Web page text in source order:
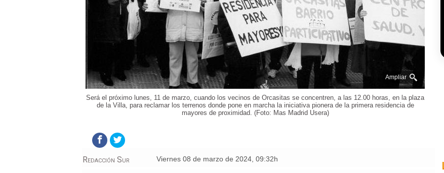
Ampliar
Será el próximo lunes, 11 de marzo, cuando los vecinos de Orcasitas se concentren, a las 12.00 horas, en la plaza
de la Villa, para reclamar los terrenos donde pone en marcha la iniciativa pionera de la primera residencia de
mayores de proximidad. (Foto: Mas Madrid Usera)
viernes 08 de marzo de 2024, 09:32h
Redacción Sur